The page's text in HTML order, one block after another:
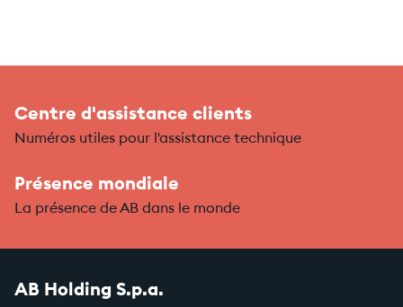
Centre d'assistance clients
Numéros utiles pour l'assistance technique
Présence mondiale
La présence de AB dans le monde
AB Holding S.p.a.